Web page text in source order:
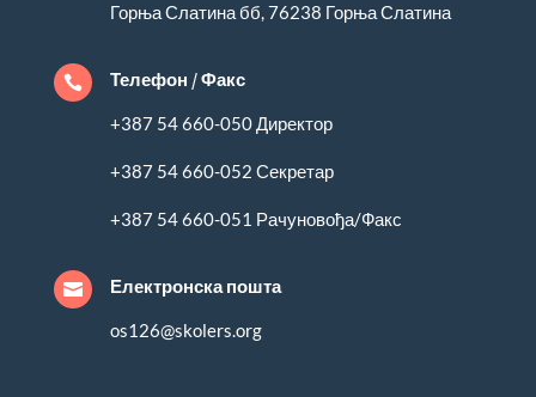
Горња Слатина бб, 76238 Горња Слатина
 Телефон / Факс
+387 54 660-050 Директор
+387 54 660-052 Секретар
+387 54 660-051 Рачуновођа/Факс
 Електронска пошта
os126@skolers.org